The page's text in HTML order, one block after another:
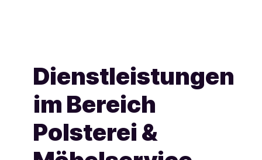
Dienstleistungen
im Bereich
Polsterei &